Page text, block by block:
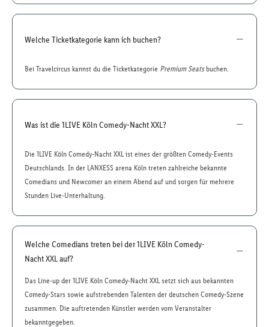
Welche Ticketkategorie kann ich buchen?
Bei Travelcircus kannst du die Ticketkategorie Premium Seatsbuchen.
Was ist die 1LIVE Köln Comedy-Nacht XXL?
Die 1LIVE Köln Comedy-Nacht XXL ist eines der größten Comedy-Events
Deutschlands. In der LANXESS arena Köln treten zahlreiche bekannte
Comedians und Newcomer an einem Abend auf und sorgen für mehrere
Stunden Live-Unterhaltung.
Welche Comedians treten bei der 1LIVE Köln Comedy-
Nacht XXL auf?
Das Line-up der 1LIVE Köln Comedy-Nacht XXL setzt sich aus bekannten
Comedy-Stars sowie aufstrebenden Talenten der deutschen Comedy-Szene
zusammen. Die auftretenden Künstler werden vom Veranstalter
bekanntgegeben.